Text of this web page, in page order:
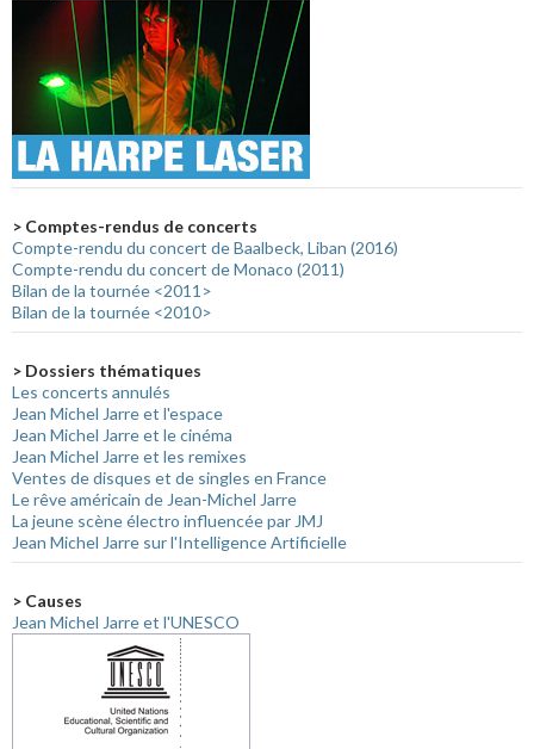
> Comptes-rendus de concerts
Compte-rendu du concert de Baalbeck, Liban (2016)
Compte-rendu du concert de Monaco (2011)
Bilan de la tournée <2011>
Bilan de la tournée <2010>
> Dossiers thématiques
Les concerts annulés
Jean Michel Jarre et l'espace
Jean Michel Jarre et le cinéma
Jean Michel Jarre et les remixes
Ventes de disques et de singles en France
Le rêve américain de Jean-Michel Jarre
La jeune scène électro influencée par JMJ
Jean Michel Jarre sur l'Intelligence Artificielle
> Causes
Jean Michel Jarre et l'UNESCO